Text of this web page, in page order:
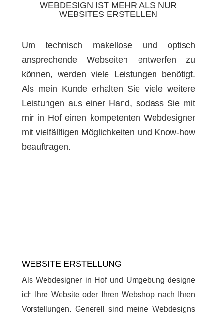
WEBDESIGN IST MEHR ALS NUR
WEBSITES ERSTELLEN
Um technisch makellose und optisch
ansprechende Webseiten entwerfen zu
können, werden viele Leistungen benötigt.
Als mein Kunde erhalten Sie viele weitere
Leistungen aus einer Hand, sodass Sie mit
mir in Hof einen kompetenten Webdesigner
mit vielfälltigen Möglichkeiten und Know-how
beauftragen.
WEBSITE ERSTELLUNG
Als Webdesigner in Hof und Umgebung designe
ich Ihre Website oder Ihren Webshop nach Ihren
Vorstellungen. Generell sind meine Webdesigns